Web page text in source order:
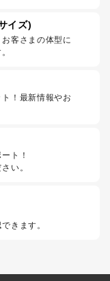
イズ)
客さまの体型に
！最新情報やお
ト！
い。
きます。